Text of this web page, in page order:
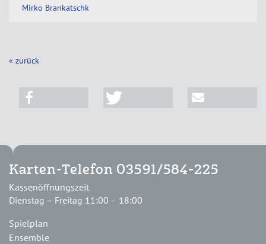
Mirko Brankatschk
« zurück
Karten-Telefon 03591/584-225
Kassenöffnungszeit
Dienstag – Freitag 11:00 – 18:00
Spielplan
Ensemble